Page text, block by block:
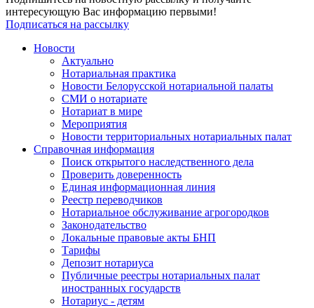
интересующую Вас информацию первыми!
Подписаться на рассылку
Новости
Актуально
Нотариальная практика
Новости Белорусской нотариальной палаты
СМИ о нотариате
Нотариат в мире
Мероприятия
Новости территориальных нотариальных палат
Справочная информация
Поиск открытого наследственного дела
Проверить доверенность
Единая информационная линия
Реестр переводчиков
Нотариальное обслуживание агрогородков
Законодательство
Локальные правовые акты БНП
Тарифы
Депозит нотариуса
Публичные реестры нотариальных палат
иностранных государств
Нотариус - детям